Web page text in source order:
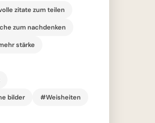
zitate zum teilen
zum nachdenken
stärke
bilder #Weisheiten